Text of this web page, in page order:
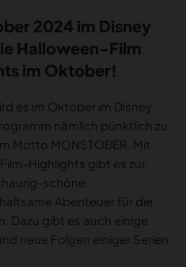
2024 im Disney
Halloween-Film
im Oktober!
es im Oktober im Disney
nämlich pünktlich zu
Motto MONSTOBER. Mit
Highlights gibt es zur
schöne
Abenteuer für die
Dazu gibt es auch einige
neue Folgen einiger Serien